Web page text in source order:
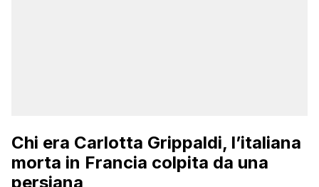
Chi era Carlotta Grippaldi, l’italiana
morta in Francia colpita da una
persiana